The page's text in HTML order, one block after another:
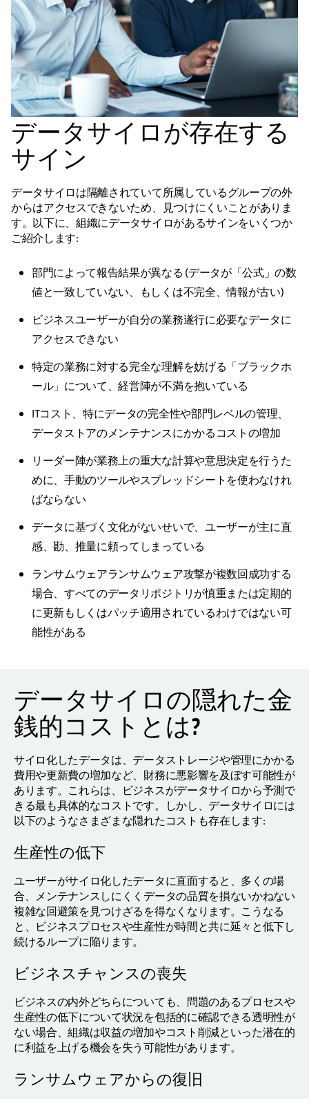
データサイロが存在する
サイン
データサイロは隔離されていて所属しているグループの外
からはアクセスできないため、見つけにくいことがありま
す。以下に、組織にデータサイロがあるサインをいくつか
ご紹介します:
部門によって報告結果が異なる (データが「公式」の数
値と一致していない、もしくは不完全、情報が古い)
ビジネスユーザーが自分の業務遂行に必要なデータに
アクセスできない
特定の業務に対する完全な理解を妨げる「ブラックホ
ール」について、経営陣が不満を抱いている
ITコスト、特にデータの完全性や部門レベルの管理、
データストアのメンテナンスにかかるコストの増加
リーダー陣が業務上の重大な計算や意思決定を行うた
めに、手動のツールやスプレッドシートを使わなけれ
ばならない
データに基づく文化がないせいで、ユーザーが主に直
感、勘、推量に頼ってしまっている
ランサムウェアランサムウェア攻撃が複数回成功する
場合、すべてのデータリポジトリが慎重または定期的
に更新もしくはパッチ適用されているわけではない可
能性がある
データサイロの隠れた金
銭的コストとは?
サイロ化したデータは、データストレージや管理にかかる
費用や更新費の増加など、財務に悪影響を及ぼす可能性が
あります。これらは、ビジネスがデータサイロから予測で
きる最も具体的なコストです。しかし、データサイロには
以下のようなさまざまな隠れたコストも存在します:
生産性の低下
ユーザーがサイロ化したデータに直面すると、多くの場
合、メンテナンスしにくくデータの品質を損ないかねない
複雑な回避策を見つけざるを得なくなります。こうなる
と、ビジネスプロセスや生産性が時間と共に延々と低下し
続けるループに陥ります。
ビジネスチャンスの喪失
ビジネスの内外どちらについても、問題のあるプロセスや
生産性の低下について状況を包括的に確認できる透明性が
ない場合、組織は収益の増加やコスト削減といった潜在的
に利益を上げる機会を失う可能性があります。
ランサムウェアからの復旧